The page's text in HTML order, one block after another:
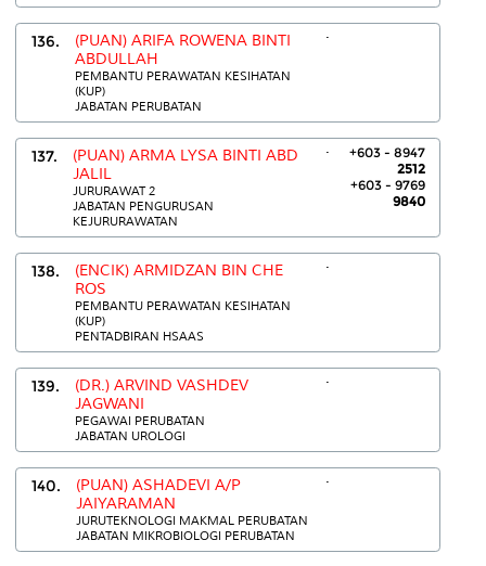
136.
(PUAN) ARIFA ROWENA BINTI
ABDULLAH
PEMBANTU PERAWATAN KESIHATAN
(KUP)
JABATAN PERUBATAN
.
137.
(PUAN) ARMA LYSA BINTI ABD
JALIL
JURURAWAT 2
JABATAN PENGURUSAN
KEJURURAWATAN
.
+603 - 8947
2512
+603 - 9769
9840
138.
(ENCIK) ARMIDZAN BIN CHE
ROS
PEMBANTU PERAWATAN KESIHATAN
(KUP)
PENTADBIRAN HSAAS
.
139.
(DR.) ARVIND VASHDEV
JAGWANI
PEGAWAI PERUBATAN
JABATAN UROLOGI
.
140.
(PUAN) ASHADEVI A/P
JAIYARAMAN
JURUTEKNOLOGI MAKMAL PERUBATAN
JABATAN MIKROBIOLOGI PERUBATAN
.